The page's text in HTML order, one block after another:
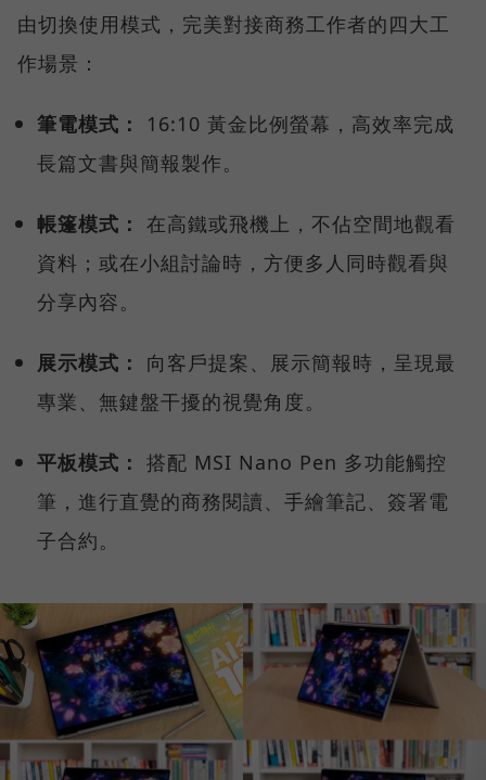
由切換使用模式，完美對接商務工作者的四大工
作場景：
筆電模式：
16:10 黃金比例螢幕，高效率完成
長篇文書與簡報製作。
帳篷模式： 在高鐵或飛機上，不佔空間地觀看
資料；或在小組討論時，方便多人同時觀看與
分享內容。
展示模式：
向客戶提案、展示簡報時，呈現最
專業、無鍵盤干擾的視覺角度。
平板模式： 搭配 MSI Nano Pen 多功能觸控
筆，進行直覺的商務閱讀、手繪筆記、簽署電
子合約。